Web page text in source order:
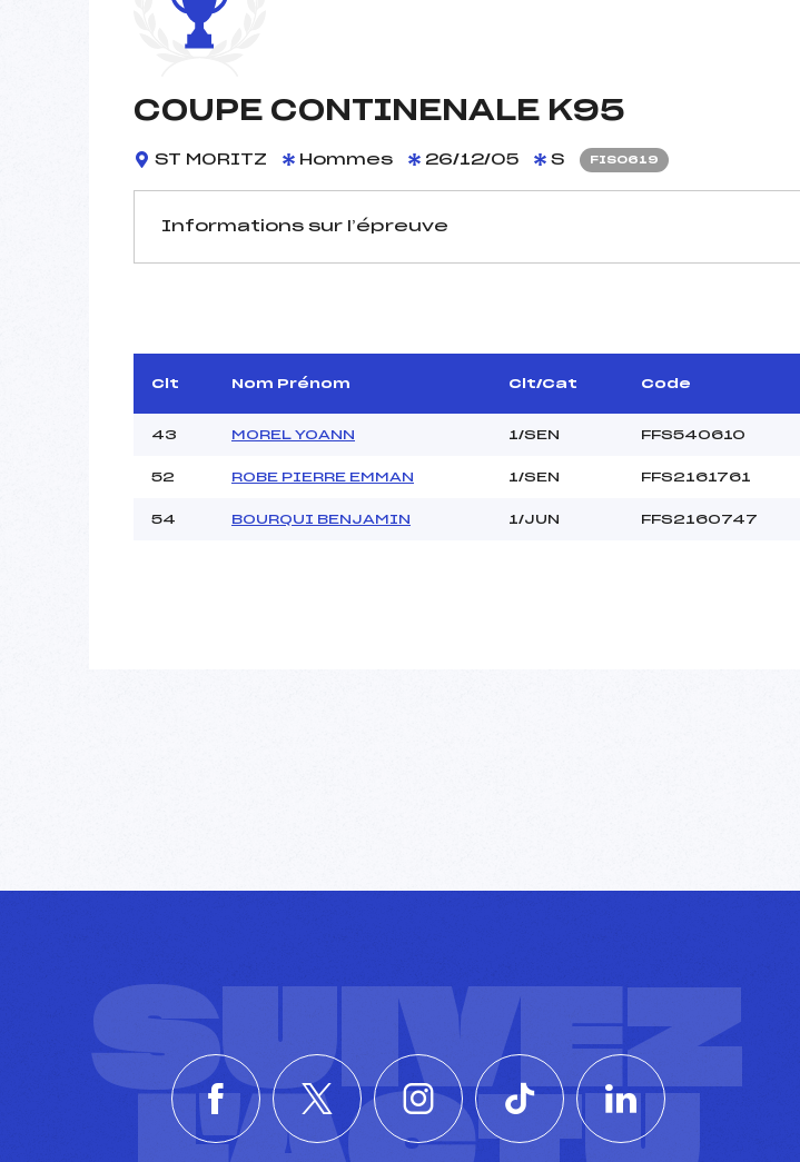
COUPE CONTINENALE K95
ST MORITZ Hommes 26/12/05 S FIS0619
Informations sur l’épreuve
Délégué Technique :
–
D.T Adjoint :
–
Pénalité appliquée :
Clt Nom Prénom Clt/Cat Code
43 MOREL YOANN 1/SEN FFS540610
52 ROBE PIERRE EMMAN 1/SEN FFS2161761
54 BOURQUI BENJAMIN 1/JUN FFS2160747
SUIVEZ